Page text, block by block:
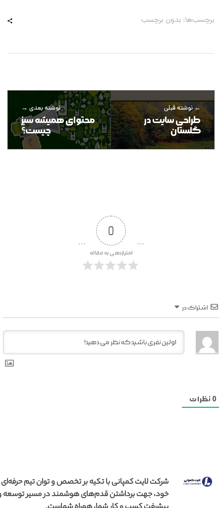
برچسب‌ها: بدون برچسب
نوشته قبلی
طراحی سایت در
گلستان
نوشته بعدی
محتوای همیشه سبز
چیست؟
0
امتیازدهی به مقاله
اشتراک در
0 نظرات
شرکت لایت کمپانی با تکیه بر تخصص و توان تیم حرفه‌ای
خود، جهت برداشتن قدم‌های هوشمند در مسیر توسعه